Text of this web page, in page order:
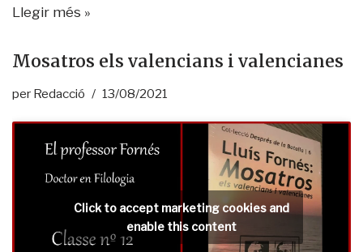
Llegir més »
Mosatros els valencians i valencianes
per Redacció 13/08/2021
Click to accept marketing cookies and
enable this content